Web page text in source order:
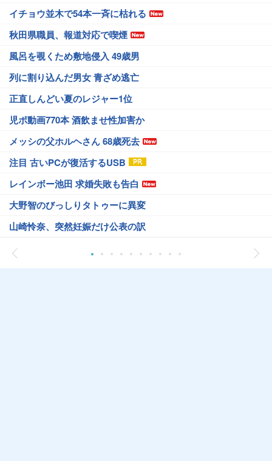
イチョウ並木で54本一斉に枯れる
秋田県職員、報道対応で喫煙
風呂を覗くため敷地侵入 49歳男
列に割り込んだ男女 青ざめ逃亡
正直しんどい夏のレジャー1位
児ポ動画770本 酒飲ませ性加害か
メッシの父ホルヘさん 68歳死去
注目 古いPCが復活するUSB
レインボー池田 求婚失敗も告白
大野智のびっしりタトゥーに異変
山崎怜奈、突然妊娠だけ公表の訳